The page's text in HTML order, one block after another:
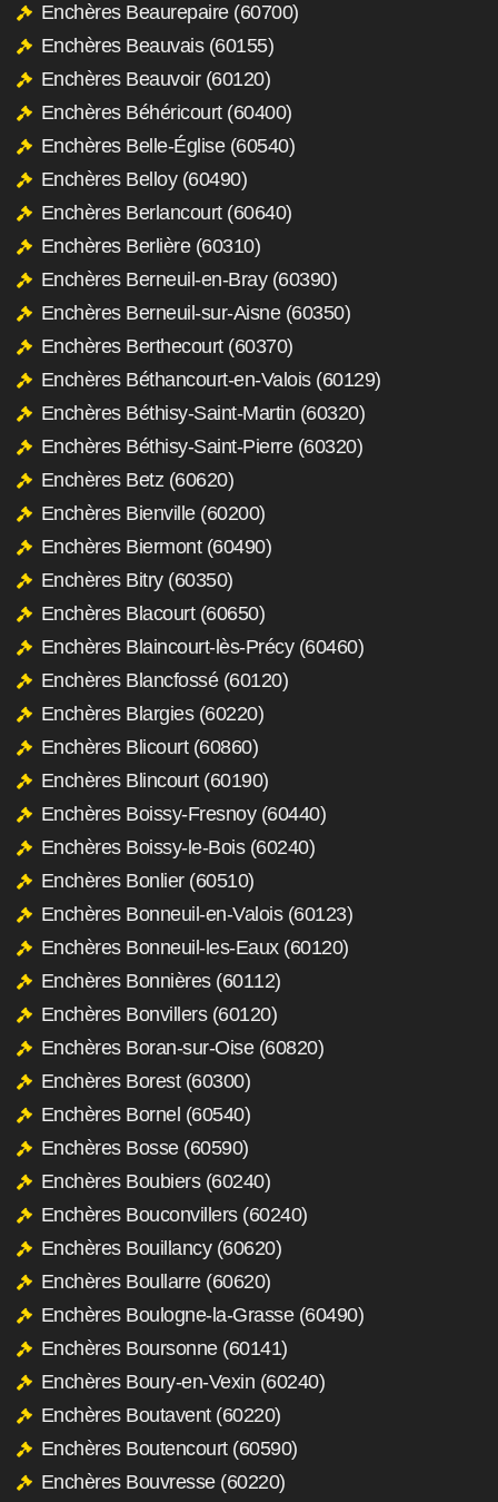
Enchères Beaurepaire (60700)
Enchères Beauvais (60155)
Enchères Beauvoir (60120)
Enchères Béhéricourt (60400)
Enchères Belle-Église (60540)
Enchères Belloy (60490)
Enchères Berlancourt (60640)
Enchères Berlière (60310)
Enchères Berneuil-en-Bray (60390)
Enchères Berneuil-sur-Aisne (60350)
Enchères Berthecourt (60370)
Enchères Béthancourt-en-Valois (60129)
Enchères Béthisy-Saint-Martin (60320)
Enchères Béthisy-Saint-Pierre (60320)
Enchères Betz (60620)
Enchères Bienville (60200)
Enchères Biermont (60490)
Enchères Bitry (60350)
Enchères Blacourt (60650)
Enchères Blaincourt-lès-Précy (60460)
Enchères Blancfossé (60120)
Enchères Blargies (60220)
Enchères Blicourt (60860)
Enchères Blincourt (60190)
Enchères Boissy-Fresnoy (60440)
Enchères Boissy-le-Bois (60240)
Enchères Bonlier (60510)
Enchères Bonneuil-en-Valois (60123)
Enchères Bonneuil-les-Eaux (60120)
Enchères Bonnières (60112)
Enchères Bonvillers (60120)
Enchères Boran-sur-Oise (60820)
Enchères Borest (60300)
Enchères Bornel (60540)
Enchères Bosse (60590)
Enchères Boubiers (60240)
Enchères Bouconvillers (60240)
Enchères Bouillancy (60620)
Enchères Boullarre (60620)
Enchères Boulogne-la-Grasse (60490)
Enchères Boursonne (60141)
Enchères Boury-en-Vexin (60240)
Enchères Boutavent (60220)
Enchères Boutencourt (60590)
Enchères Bouvresse (60220)